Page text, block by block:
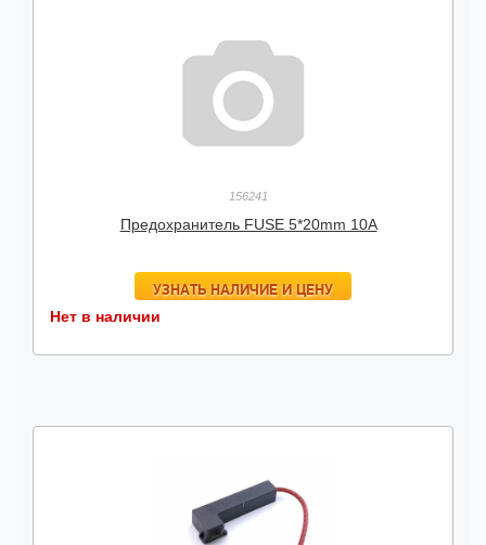
156241
Предохранитель FUSE 5*20mm 10А
УЗНАТЬ НАЛИЧИЕ И ЦЕНУ
Нет в наличии